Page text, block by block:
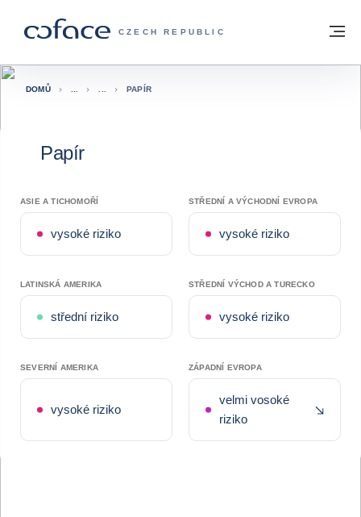
COFACE FOR TRADE - WEBOVÁ
CZECH REPUBLIC
Zpět na hlavní stránku
DOMŮ PAPÍR
Papír
ASIE A TICHOMOŘÍ
vysoké riziko
STŘEDNÍ A VÝCHODNÍ EVROPA
vysoké riziko
LATINSKÁ AMERIKA
střední riziko
STŘEDNÍ VÝCHOD A TURECKO
vysoké riziko
SEVERNÍ AMERIKA
vysoké riziko
ZÁPADNÍ EVROPA
velmi vosoké
riziko